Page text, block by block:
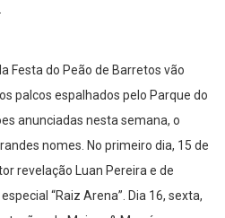
Festa do Peão de Barretos vão
palcos espalhados pelo Parque do
anunciadas nesta semana, o
nomes. No primeiro dia, 15 de
revelação Luan Pereira e de
“Raiz Arena”. Dia 16, sexta,